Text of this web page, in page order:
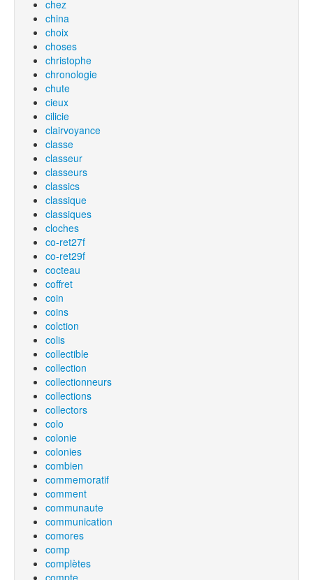
chez
china
choix
choses
christophe
chronologie
chute
cieux
cilicie
clairvoyance
classe
classeur
classeurs
classics
classique
classiques
cloches
co-ret27f
co-ret29f
cocteau
coffret
coin
coins
colction
colis
collectible
collection
collectionneurs
collections
collectors
colo
colonie
colonies
combien
commemoratif
comment
communaute
communication
comores
comp
complètes
compte